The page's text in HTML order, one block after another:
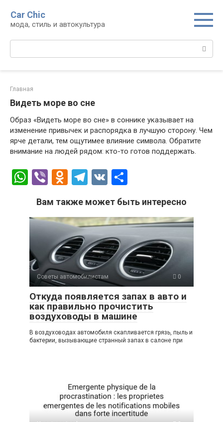
контенту
Car Chic
мода, стиль и автокультура
Поиск:
Главная
Видеть море во сне
Образ «Видеть море во сне» в соннике указывает на
изменение привычек и распорядка в лучшую сторону. Чем
ярче детали, тем ощутимее влияние символа. Обратите
внимание на людей рядом: кто-то готов поддержать.
W
at
s
A
p
p
Vi
er
O
n
o
kl
a
ss
ni
ki
T
e
gr
a
m
V
п
р
а
в
и
ть
Вам также может быть интересно
Советы автомобилистам 0
Откуда появляется запах в авто и
как правильно прочистить
воздуховоды в машине
В воздуховодах автомобиля скапливается грязь, пыль и
бактерии, вызывающие странный запах в салоне при